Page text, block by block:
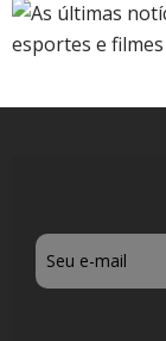
Email